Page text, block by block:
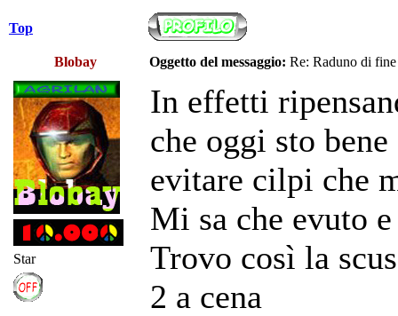
Top
Blobay Oggetto del messaggio: Re: Raduno di
Star
In effetti
che oggi sto
evitare cilpi che
Mi sa che evuto
Trovo così la
2 a cena